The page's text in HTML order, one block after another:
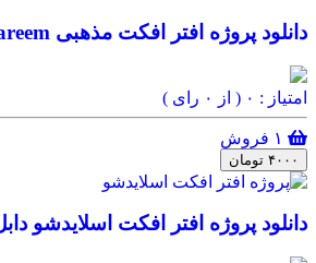
دانلود پروژه افتر افکت مذهبی Ramadan Kareem
امتیاز : ۰ ( از ۰ رای )
۴۰۰۰ تومان
دانلود پروژه افتر افکت اسلایدشو